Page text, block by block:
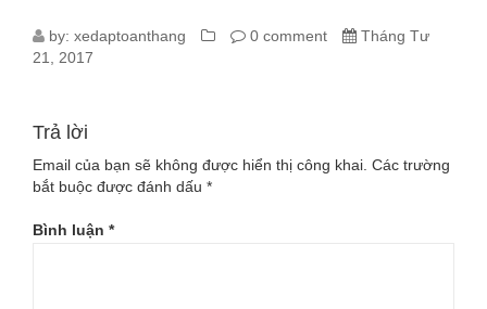
2494_MU-
HIEM-
XE-
by: xedaptoanthang 0 comment
Tháng Tư
21, 2017
Trả lời
Email của bạn sẽ không được hiển thị công khai. Các trường
bắt buộc được đánh dấu *
Bình luận *